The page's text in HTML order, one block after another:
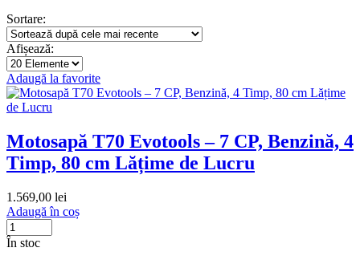
Sortare:
Afișează:
Adaugă la favorite
Motosapă T70 Evotools – 7 CP, Benzină, 4
Timp, 80 cm Lățime de Lucru
1.569,00 lei
Adaugă în coș
În stoc